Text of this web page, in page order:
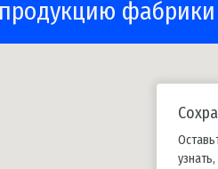
фабрики